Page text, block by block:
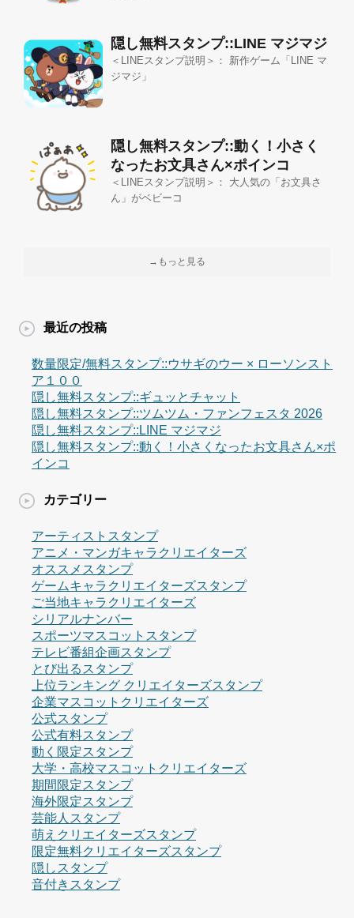
隠し無料スタンプ::LINE マジマジ
＜LINEスタンプ説明＞： 新作ゲーム「LINE マ
ジマジ」
隠し無料スタンプ::動く！小さく
なったお文具さん×ポインコ
＜LINEスタンプ説明＞： 大人気の「お文具さ
ん」がベビーコ
→もっと見る
最近の投稿
数量限定/無料スタンプ::ウサギのウー × ローソンスト
ア１００
隠し無料スタンプ::ギュッとチャット
隠し無料スタンプ::ツムツム・ファンフェスタ 2026
隠し無料スタンプ::LINE マジマジ
隠し無料スタンプ::動く！小さくなったお文具さん×ポ
インコ
カテゴリー
アーティストスタンプ
アニメ・マンガキャラクリエイターズ
オススメスタンプ
ゲームキャラクリエイターズスタンプ
ご当地キャラクリエイターズ
シリアルナンバー
スポーツマスコットスタンプ
テレビ番組企画スタンプ
とび出るスタンプ
上位ランキング クリエイターズスタンプ
企業マスコットクリエイターズ
公式スタンプ
公式有料スタンプ
動く限定スタンプ
大学・高校マスコットクリエイターズ
期間限定スタンプ
海外限定スタンプ
芸能人スタンプ
萌えクリエイターズスタンプ
限定無料クリエイターズスタンプ
隠しスタンプ
音付きスタンプ